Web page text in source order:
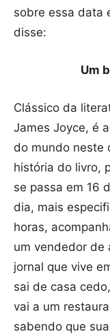
sobre essa data
disse:
Um
Clássico da
James Joyce, é
do mundo neste
história do livro,
se passa em 16
dia, mais
horas,
um vendedor de
jornal que vive
sai de casa
vai a um
sabendo que